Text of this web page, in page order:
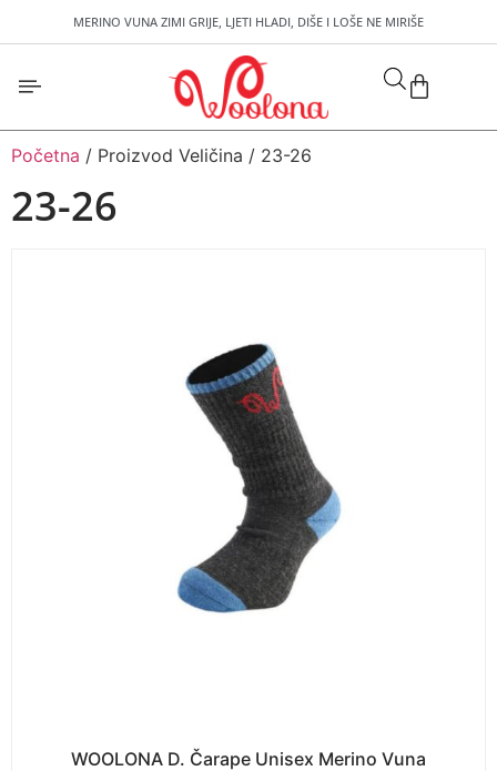
MERINO VUNA ZIMI GRIJE, LJETI HLADI, DIŠE I LOŠE NE MIRIŠE
Početna / Proizvod Veličina / 23-26
23-26
WOOLONA D. Čarape Unisex Merino Vuna